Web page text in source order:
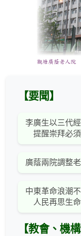
【要聞】
李廣生以三代
提醒崇拜必
廣蔭兩院調整
中東革命浪潮
人民再思生
【教會、機